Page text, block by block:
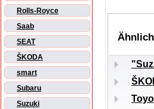
Rolls-Royce
Saab
SEAT
ŠKODA
smart
Subaru
Suzuki